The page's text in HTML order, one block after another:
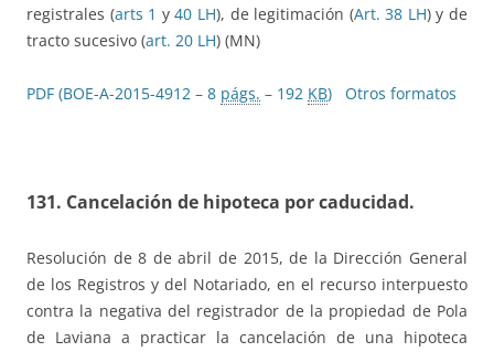
registrales (arts 1 y40 LH), de legitimación (Art. 38 LH) y de
tracto sucesivo (art. 20 LH) (MN)
PDF (BOE-A-2015-4912 – 8 págs. – 192 KB) Otros formatos
131. Cancelación de hipoteca por caducidad.
Resolución de 8 de abril de 2015, de la Dirección General
de los Registros y del Notariado, en el recurso interpuesto
contra la negativa del registrador de la propiedad de Pola
de Laviana a practicar la cancelación de una hipoteca